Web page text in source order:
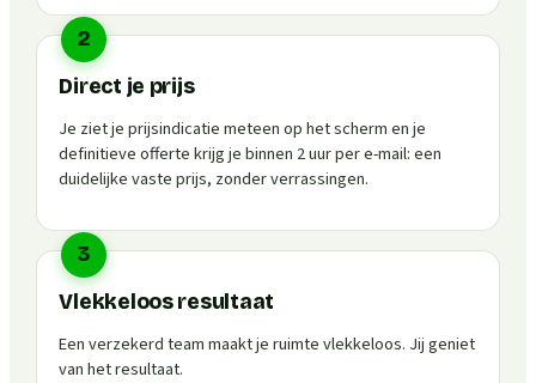
2
Direct je prijs
Je ziet je prijsindicatie meteen op het scherm en je
definitieve offerte krijg je binnen 2 uur per e-mail: een
duidelijke vaste prijs, zonder verrassingen.
3
Vlekkeloos resultaat
Een verzekerd team maakt je ruimte vlekkeloos. Jij geniet
van het resultaat.